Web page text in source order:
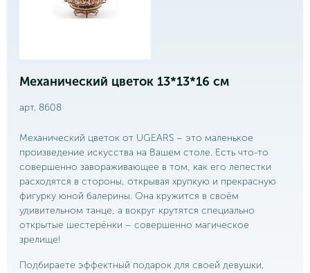
Механический цветок 13*13*16 см
арт. 8608
Механический цветок от UGEARS – это маленькое
произведение искусства на Вашем столе. Есть что-то
совершенно завораживающее в том, как его лепестки
расходятся в стороны, открывая хрупкую и прекрасную
фигурку юной балерины. Она кружится в своём
удивительном танце, а вокруг крутятся специально
открытые шестерёнки – совершенно магическое
зрелище!
Подбираете эффектный подарок для своей девушки,